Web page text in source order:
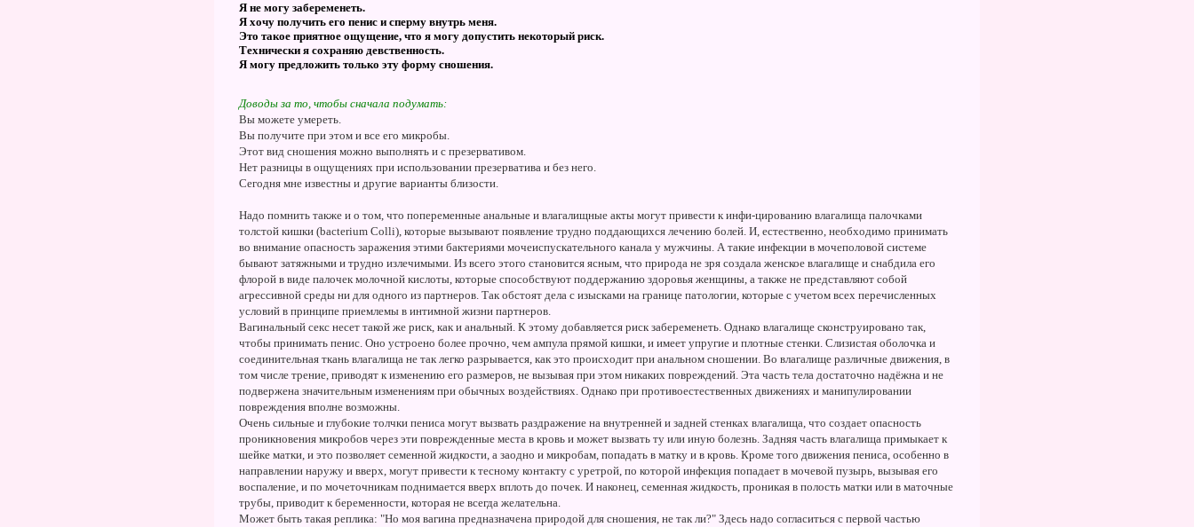
Я не могу забеременеть.
Я хочу получить его пенис и сперму внутрь меня.
Это такое приятное ощущение, что я могу допустить некоторый риск.
Технически я сохраняю девственность.
Я могу предложить только эту форму сношения.
Доводы за то, чтобы сначала подумать:
Вы можете умереть.
Вы получите при этом и все его микробы.
Этот вид сношения можно выполнять и с презервативом.
Нет разницы в ощущениях при использовании презерватива и без него.
Сегодня мне известны и другие варианты близости.
Надо помнить также и о том, что попеременные анальные и влагалищные акты могут привести к инфи-цированию влагалища палочками
толстой кишки (bacterium Colli), которые вызывают появление трудно поддающихся лечению болей. И, естественно, необходимо принимать
во внимание опасность заражения этими бактериями мочеиспускательного канала у мужчины. А такие инфекции в мочеполовой системе
бывают затяжными и трудно излечимыми. Из всего этого становится ясным, что природа не зря создала женское влагалище и снабдила его
флорой в виде палочек молочной кислоты, которые способствуют поддержанию здоровья женщины, а также не представляют собой
агрессивной среды ни для одного из партнеров. Так обстоят дела с изысками на границе патологии, которые с учетом всех перечисленных
условий в принципе приемлемы в интимной жизни партнеров.
Вагинальный секс несет такой же риск, как и анальный. К этому добавляется риск забеременеть. Однако влагалище сконструировано так,
чтобы принимать пенис. Оно устроено более прочно, чем ампула прямой кишки, и имеет упругие и плотные стенки. Слизистая оболочка и
соединительная ткань влагалища не так легко разрывается, как это происходит при анальном сношении. Во влагалище различные движения, в
том числе трение, приводят к изменению его размеров, не вызывая при этом никаких повреждений. Эта часть тела достаточно надёжна и не
подвержена значительным изменениям при обычных воздействиях. Однако при противоестественных движениях и манипулировании
повреждения вполне возможны.
Очень сильные и глубокие толчки пениса могут вызвать раздражение на внутренней и задней стенках влагалища, что создает опасность
проникновения микробов через эти поврежденные места в кровь и может вызвать ту или иную болезнь. Задняя часть влагалища примыкает к
шейке матки, и это позволяет семенной жидкости, а заодно и микробам, попадать в матку и в кровь. Кроме того движения пениса, особенно в
направлении наружу и вверх, могут привести к тесному контакту с уретрой, по которой инфекция попадает в мочевой пузырь, вызывая его
воспаление, и по мочеточникам поднимается вверх вплоть до почек. И наконец, семенная жидкость, проникая в полость матки или в маточные
трубы, приводит к беременности, которая не всегда желательна.
Может быть такая реплика: "Но моя вагина предназначена природой для сношения, не так ли?" Здесь надо согласиться с первой частью